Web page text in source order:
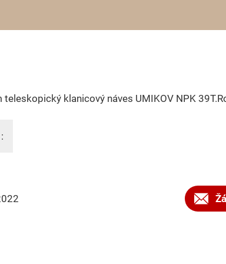
teleskopický klanicový náves UMIKOV NPK